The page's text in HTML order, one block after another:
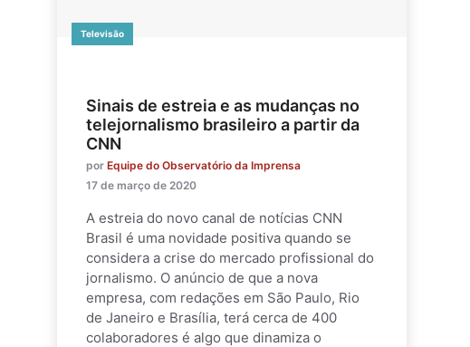
Televisão
Sinais de estreia e as mudanças no
telejornalismo brasileiro a partir da
CNN
por Equipe do Observatório da Imprensa
17 de março de 2020
A estreia do novo canal de notícias CNN
Brasil é uma novidade positiva quando se
considera a crise do mercado profissional do
jornalismo. O anúncio de que a nova
empresa, com redações em São Paulo, Rio
de Janeiro e Brasília, terá cerca de 400
colaboradores é algo que dinamiza o